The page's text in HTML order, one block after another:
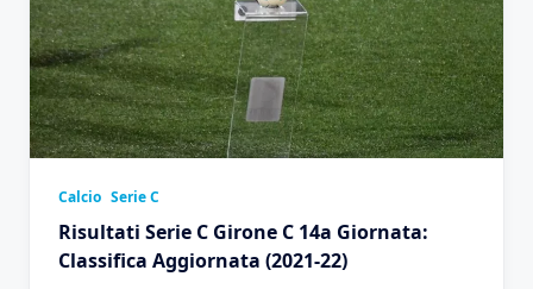
Calcio Serie C
Risultati Serie C Girone C 14a Giornata:
Classifica Aggiornata (2021-22)